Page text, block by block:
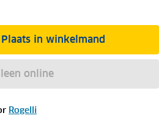
Plaats in winkelmand
online
Rogelli